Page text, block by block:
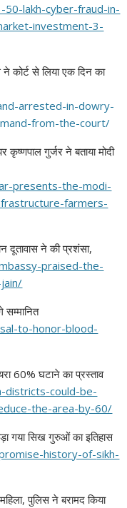
50-lakh-cyber-fraud-in-
investment-3-
ने कोर्ट से लिया एक दिन का
arrested-in-dowry-
from-the-court/
गुर्जर ने बताया मोदी
presents-the-modi-
farmers-
दूतावास ने की प्रशंसा,
praised-the-
सम्मानित
to-honor-blood-
60% घटाने का प्रस्ताव
districts-could-be-
the-area-by-60/
गया सिख गुरुओं का इतिहास
history-of-sikh-
पुलिस ने बरामद किया